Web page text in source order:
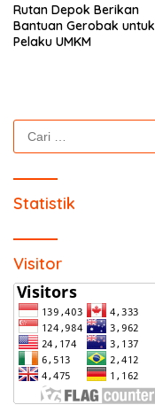
Rutan Depok Berikan
Bantuan Gerobak untuk
Pelaku UMKM
Cari
untuk:
Statistik
Visitor